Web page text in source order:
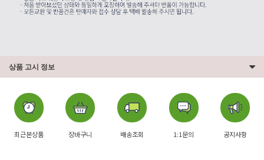
상품 고시 정보
최근본상품 장바구니 배송조회 1:1문의 공지사항